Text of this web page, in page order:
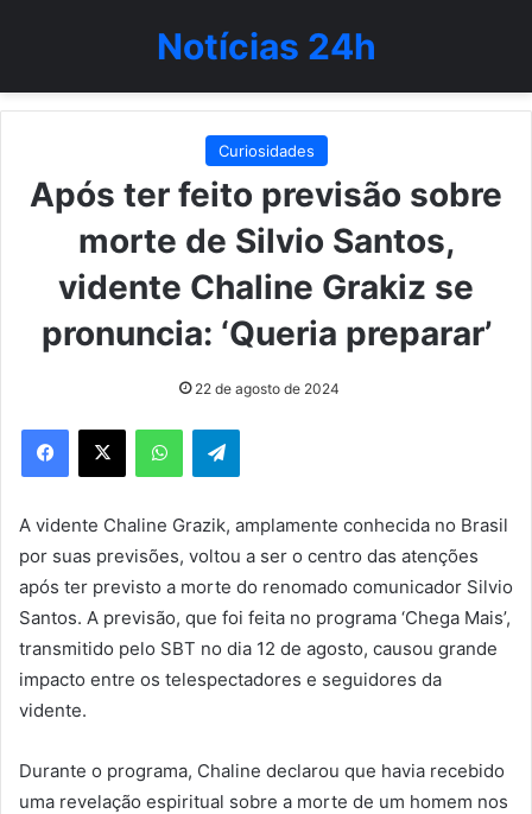
Notícias 24h
Curiosidades
Após ter feito previsão sobre
morte de Silvio Santos,
vidente Chaline Grakiz se
pronuncia: ‘Queria preparar’
22 de agosto de 2024
WhatsAppTelegram
A vidente Chaline Grazik, amplamente conhecida no Brasil
por suas previsões, voltou a ser o centro das atenções
após ter previsto a morte do renomado comunicador Silvio
Santos. A previsão, que foi feita no programa ‘Chega Mais’,
transmitido pelo SBT no dia 12 de agosto, causou grande
impacto entre os telespectadores e seguidores da
vidente.
Durante o programa, Chaline declarou que havia recebido
uma revelação espiritual sobre a morte de um homem nos